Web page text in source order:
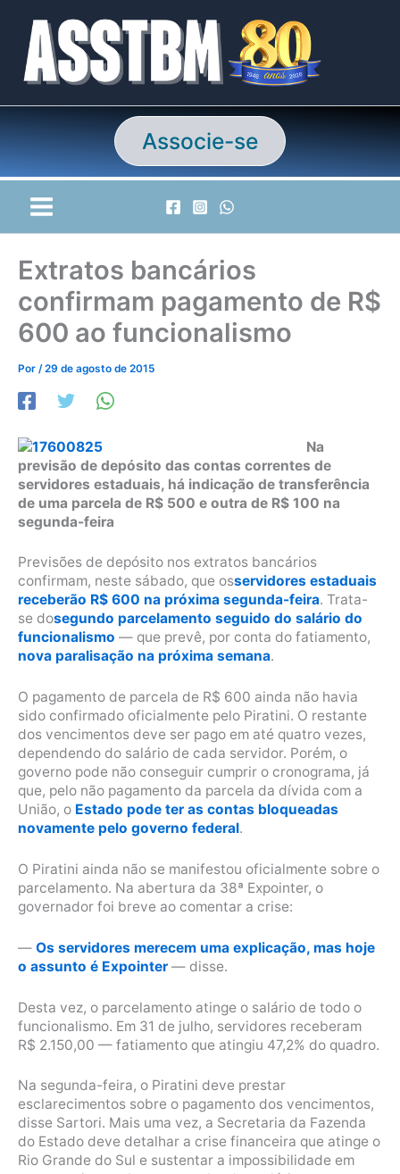
conteúdo
Associe-se
Extratos bancários
confirmam pagamento de R$
600 ao funcionalismo
Por /29 de agosto de 2015
Na
previsão de depósito das contas correntes de
servidores estaduais, há indicação de transferência
de uma parcela de R$ 500 e outra de R$ 100 na
segunda-feira
Previsões de depósito nos extratos bancários
confirmam, neste sábado, que osservidores estaduais
receberão R$ 600 na próxima segunda-feira. Trata-
se dosegundo parcelamento seguido do salário do
funcionalismo — que prevê, por conta do fatiamento,
nova paralisação na próxima semana.
O pagamento de parcela de R$ 600 ainda não havia
sido confirmado oficialmente pelo Piratini. O restante
dos vencimentos deve ser pago em até quatro vezes,
dependendo do salário de cada servidor. Porém, o
governo pode não conseguir cumprir o cronograma, já
que, pelo não pagamento da parcela da dívida com a
União, o Estado pode ter as contas bloqueadas
novamente pelo governo federal.
O Piratini ainda não se manifestou oficialmente sobre o
parcelamento. Na abertura da 38ª Expointer, o
governador foi breve ao comentar a crise:
— Os servidores merecem uma explicação, mas hoje
o assunto é Expointer — disse.
Desta vez, o parcelamento atinge o salário de todo o
funcionalismo. Em 31 de julho, servidores receberam
R$ 2.150,00 — fatiamento que atingiu 47,2% do quadro.
Na segunda-feira, o Piratini deve prestar
esclarecimentos sobre o pagamento dos vencimentos,
disse Sartori. Mais uma vez, a Secretaria da Fazenda
do Estado deve detalhar a crise financeira que atinge o
Rio Grande do Sul e sustentar a impossibilidade em